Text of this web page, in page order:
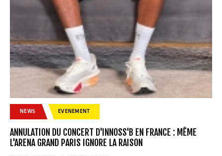
NEWS EVENEMENT
ANNULATION DU CONCERT D'INNOSS'B EN FRANCE : MÊME
L'ARENA GRAND PARIS IGNORE LA RAISON